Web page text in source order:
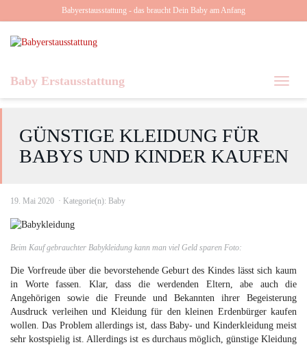
to
main
content
Babyerstausstattung - das braucht Dein Baby am Anfang
Toggle
Baby Erstausstattung
GÜNSTIGE KLEIDUNG FÜR
BABYS UND KINDER KAUFEN
19. Mai 2020 Kategorie(n): Baby
Beim Kauf gebrauchter Babykleidung kann man viel Geld sparen Foto:
Die Vorfreude über die bevorstehende Geburt des Kindes lässt sich kaum
in Worte fassen. Klar, dass die werdenden Eltern, abe auch die
Angehörigen sowie die Freunde und Bekannten ihrer Begeisterung
Ausdruck verleihen und Kleidung für den kleinen Erdenbürger kaufen
wollen. Das Problem allerdings ist, dass Baby- und Kinderkleidung meist
sehr kostspielig ist. Allerdings ist es durchaus möglich, günstige Kleidung